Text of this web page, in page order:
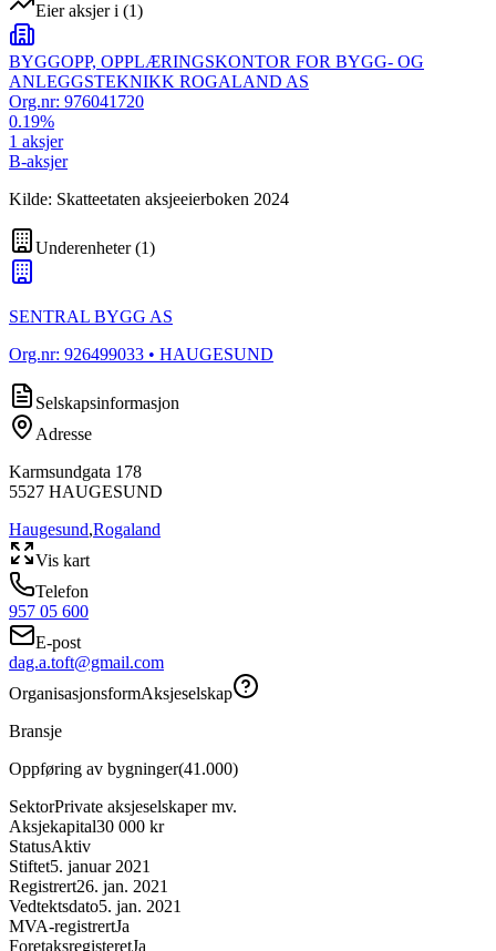
Eier aksjer i (1)
BYGGOPP, OPPLÆRINGSKONTOR FOR BYGG- OG
ANLEGGSTEKNIKK ROGALAND AS
Org.nr: 976041720
0.19%
1 aksjer
B-aksjer
Kilde: Skatteetaten aksjeeierboken 2024
Underenheter(1)
SENTRAL BYGG AS
Org.nr: 926499033 • HAUGESUND
Selskapsinformasjon
Adresse
Karmsundgata 178
5527 HAUGESUND
Haugesund,Rogaland
Vis kart
Telefon
957 05 600
E-post
dag.a.toft@gmail.com
OrganisasjonsformAksjeselskap
Bransje
Oppføring av bygninger(41.000)
SektorPrivate aksjeselskaper mv.
Aksjekapital30 000 kr
StatusAktiv
Stiftet5. januar 2021
Registrert26. jan. 2021
Vedtektsdato5. jan. 2021
MVA-registrertJa
ForetaksregisteretJa